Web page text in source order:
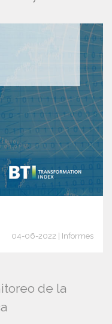
04-06-2022 | Informes
de la